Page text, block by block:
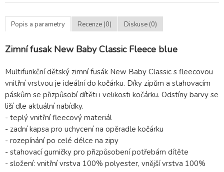
Popis a parametry Recenze (0) Diskuse (0)
Zimní fusak New Baby Classic Fleece blue
Multifunkční dětský zimní fusák New Baby Classic s fleecovou
vnitřní vrstvou je ideální do kočárku. Díky zipům a stahovacím
páskům se přizpůsobí dítěti i velikosti kočárku. Odstíny barvy se
liší dle aktuální nabídky.
- teplý vnitřní fleecový materiál
- zadní kapsa pro uchycení na opěradle kočárku
- rozepínání po celé délce na zipy
- stahovací gumičky pro přizpůsobení potřebám dítěte
- složení: vnitřní vrstva 100% polyester, vnější vrstva 100%